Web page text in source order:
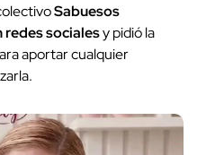
Sabuesos
redes socialesy pidió la
aportar cualquier